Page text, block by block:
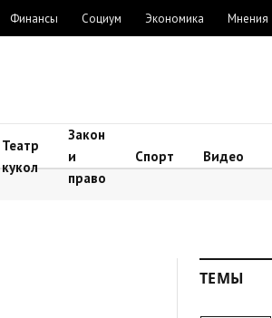
Финансы Социум Экономика Мнения
Театр
кукол
Закон
и
право
Спорт Видео
ТЕМЫ